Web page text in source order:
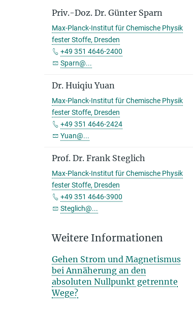
Priv.-Doz. Dr. Günter Sparn
Max-Planck-Institut für Chemische Physik
fester Stoffe, Dresden
+49 351 4646-2400
Sparn@...
Dr. Huiqiu Yuan
Max-Planck-Institut für Chemische Physik
fester Stoffe, Dresden
+49 351 4646-2424
Yuan@...
Prof. Dr. Frank Steglich
Max-Planck-Institut für Chemische Physik
fester Stoffe, Dresden
+49 351 4646-3900
Steglich@...
Weitere Informationen
Gehen Strom und Magnetismus
bei Annäherung an den
absoluten Nullpunkt getrennte
Wege?